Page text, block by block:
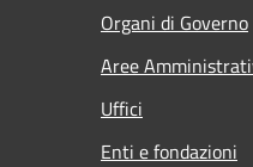
Organi di Governo
Aree
Uffici
Enti e fondazioni